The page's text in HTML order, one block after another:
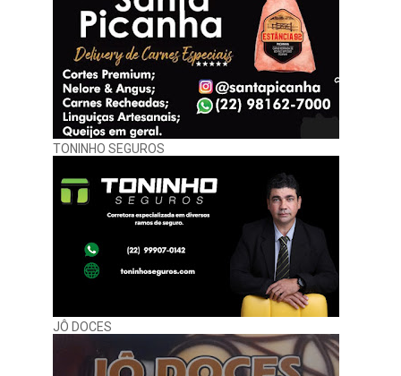
TONINHO SEGUROS
JÔ DOCES